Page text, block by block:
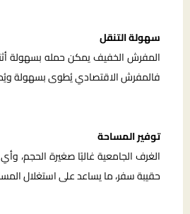
سهولة التنقل
المفرش الخفيف يمكن حمله بسهولة
فالمفرش الاقتصادي يُطوى بسهولة
توفير المساحة
الغرف الجامعية غالبًا صغيرة
حقيبة سفر، ما يساعد على استغلال